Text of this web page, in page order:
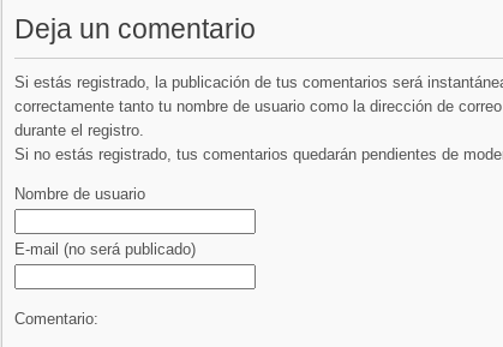
Deja un comentario
Si estás registrado, la publicación de tus comentarios será
correctamente tanto tu nombre de usuario como la dirección de
durante el registro.
Si no estás registrado, tus comentarios quedarán pendientes de
Nombre de usuario
E-mail (no será publicado)
Comentario: